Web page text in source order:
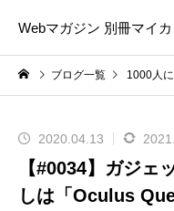
Webマガジン 別冊マイカ
ブログ一覧 1000人
2020.04.13
【#0034】ガジェ
しは「Oculus